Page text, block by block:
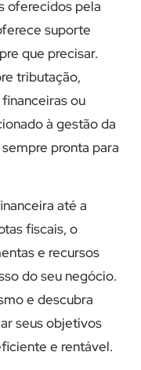
oferecidos pela
suporte
que precisar.
tributação,
ou
à gestão da
pronta para
até a
fiscais, o
e recursos
do seu negócio.
e descubra
seus objetivos
e rentável.